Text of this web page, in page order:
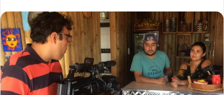
d
a
n
e
m
a